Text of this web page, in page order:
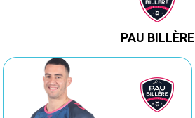
PAU BILLÈRE